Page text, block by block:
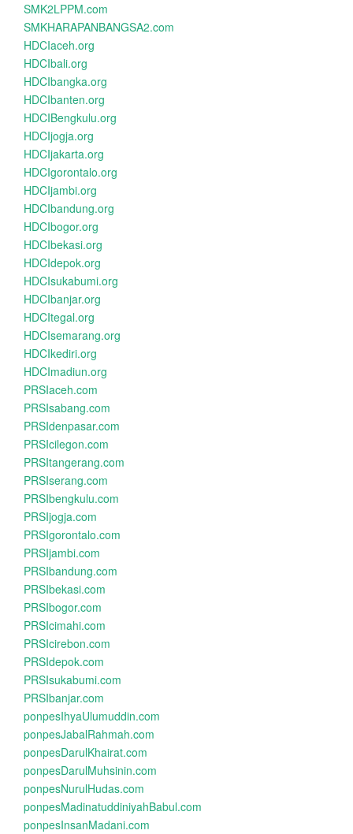
SMK2LPPM.com
SMKHARAPANBANGSA2.com
HDCIaceh.org
HDCIbali.org
HDCIbangka.org
HDCIbanten.org
HDCIBengkulu.org
HDCIjogja.org
HDCIjakarta.org
HDCIgorontalo.org
HDCIjambi.org
HDCIbandung.org
HDCIbogor.org
HDCIbekasi.org
HDCIdepok.org
HDCIsukabumi.org
HDCIbanjar.org
HDCItegal.org
HDCIsemarang.org
HDCIkediri.org
HDCImadiun.org
PRSIaceh.com
PRSIsabang.com
PRSIdenpasar.com
PRSIcilegon.com
PRSItangerang.com
PRSIserang.com
PRSIbengkulu.com
PRSIjogja.com
PRSIgorontalo.com
PRSIjambi.com
PRSIbandung.com
PRSIbekasi.com
PRSIbogor.com
PRSIcimahi.com
PRSIcirebon.com
PRSIdepok.com
PRSIsukabumi.com
PRSIbanjar.com
ponpesIhyaUlumuddin.com
ponpesJabalRahmah.com
ponpesDarulKhairat.com
ponpesDarulMuhsinin.com
ponpesNurulHudas.com
ponpesMadinatuddiniyahBabul.com
ponpesInsanMadani.com